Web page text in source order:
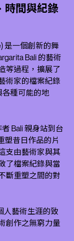
間與紀錄
是一個創新的舞
Bali 的藝術
等過程，擴展了
術家的檔案紀錄
種可能的地
Bali 親身站到台
塑昔日作品的片
支由藝術家與其
了檔案紀錄與當
斷重塑之間的對
人藝術生涯的致
創作之無窮力量